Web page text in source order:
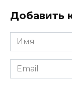
Добавить
Имя
*
Email
*